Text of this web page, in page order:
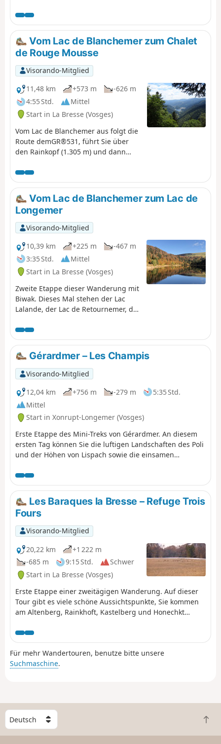
befahrbar. Die Strecke zwischen (3), (4), (5)
und (6) ist vom 1. November bis zum 30.
April 2022 gesperrt (Präfekturbeschluss
vom 18. Mai 2022).
Vom Lac de Blanchemer zum Chalet
de Rouge Mousse
Visorando-Mitglied
11,48 km
+573 m
-626 m
4:55 Std.
Mittel
Start in La Bresse (Vosges)
Vom Lac de Blanchemer aus folgt die
Route demGR®531, führt Sie über
den Rainkopf (1.305 m) und dann
zum Col de Bramont und zum Étang
de Sèchemer, um schließlich zum
Chalet de Rouge Mousse zu
gelangen.
Vom Lac de Blanchemer zum Lac de
Longemer
Visorando-Mitglied
10,39 km
+225 m
-467 m
3:35 Std.
Mittel
Start in La Bresse (Vosges)
Zweite Etappe dieser Wanderung mit
Biwak. Dieses Mal stehen der Lac
Lalande, der Lac de Retournemer, der
und der Wasserfall Cascade de
Retournemer auf Ihrem Programm,
wo Sie wunderschöne Farben
entdecken können.
Gérardmer – Les Champis
Visorando-Mitglied
12,04 km
+756 m -279 m
5:35 Std.
Mittel
Start in Xonrupt-Longemer (Vosges)
Erste Etappe des Mini-Treks von Gérardmer. An diesem
ersten Tag können Sie die luftigen Landschaften des Poli
und der Höhen von Lispach sowie die einsamen
Diese Etappe ermöglicht einen gleichmäßigen Fortschritt
zum Chalet des Champis, dem Ort der Unterkunft und
der Nachtruhe. Es ist auch eine Gelegenheit, eine Nacht
in einer unbewirtschafteten Hütte zu verbringen, die
(fast) alles zu bieten hat: abgeschieden und mindestens
30 Gehminuten von jeder Ortschaft entfernt, mitten in
den Strohhalmen, für alle zugänglich und das ganze
Jahr über...Sie ist ein Muss in dieser Gegend.
Les Baraques la Bresse – Refuge Trois
Fours
Visorando-Mitglied
20,22 km
+1 222 m
-685 m
9:15 Std.
Schwer
Start in La Bresse (Vosges)
Erste Etappe einer zweitägigen Wanderung. Auf dieser
Tour gibt es viele schöne Aussichtspunkte, Sie kommen
am Altenberg, Rainkhoft, Kastelberg und Honechkt
Gämsen am Ziel.
Für mehr Wandertouren, benutze bitte unsere
Suchmaschine.
W
ä
h
Z
u